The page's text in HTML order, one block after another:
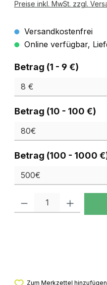
Preise inkl. MwSt. zzgl.
Versandkostenfrei
Online verfügbar,
Betrag (1 - 9 €)
Betrag (10 - 100 €)
Betrag (100 - 1000
Produkt Anzahl: Gib den
Zum Merkzettel hinzufügen